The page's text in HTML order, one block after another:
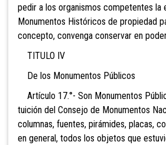
pedir a los organismos competentes la
Monumentos Históricos de propiedad
concepto, convenga conservar en
TITULO IV
De los Monumentos Públicos
Artículo 17.°- Son Monumentos
tuición del Consejo de Monumentos
columnas, fuentes, pirámides, placas,
en general, todos los objetos que